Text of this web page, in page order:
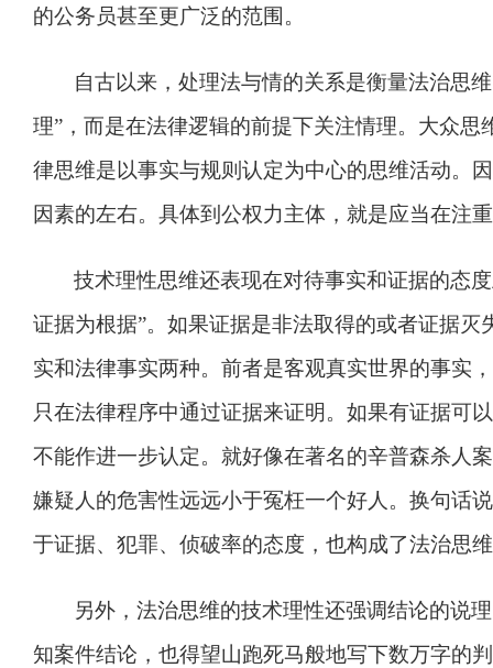
的公务员甚至更广泛的范围。
自古以来，处理法与情的关系是衡量法治思
理” ，而是在法律逻辑的前提下关注情理。大众
律思维是以事实与规则认定为中心的思维活动。
因素的左右。具体到公权力主体，就是应当在注
技术理性思维还表现在对待事实和证据的态
证据为根据”。如果证据是非法取得的或者证据
实和法律事实两种。前者是客观真实世界的事实
只在法律程序中通过证据来证明。如果有证据可
不能作进一步认定。就好像在著名的辛普森杀人
嫌疑人的危害性远远小于冤枉一个好人。换句话
于证据、犯罪、侦破率的态度，也构成了法治思
另外，法治思维的技术理性还强调结论的说
知案件结论，也得望山跑死马般地写下数万字的